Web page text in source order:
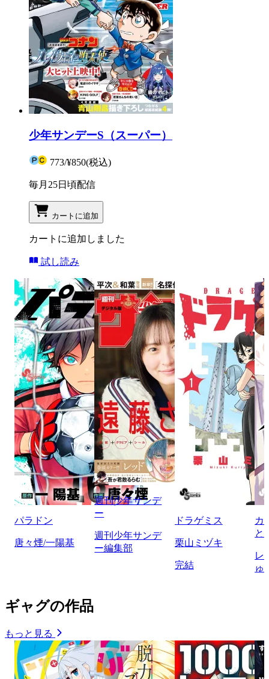
少年サンデーS（スーパー）
773/¥850(税込)
毎月25日頃配信
カートに追加
カートに追加しました
試し読み
パラドン
唐々煙/一陽基
週刊少年サンデ
ー
週刊少年サンデ
ー編集部
ドラゲミス
栗山ミヅキ
完結
カ
と
レ
ゅ
ギャグの作品
もっと見る